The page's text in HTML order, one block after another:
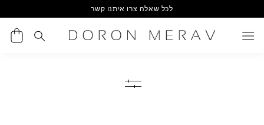
to
content
לכל שאלה צרו איתנו קשר